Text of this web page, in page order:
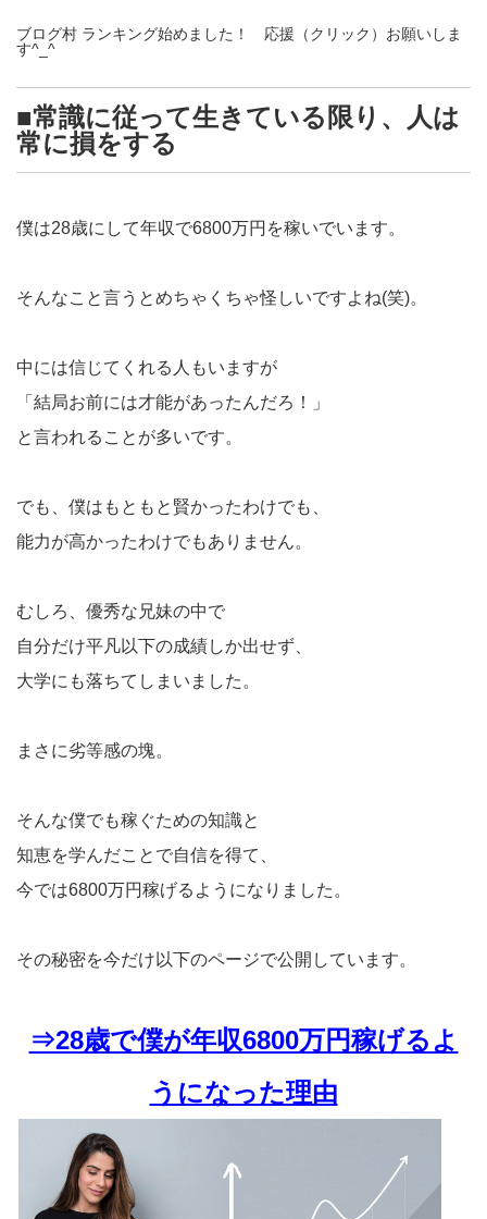
ブログ村 ランキング始めました！ 応援（クリック）お願いしま
す^_^
■常識に従って生きている限り、人は
常に損をする
僕は28歳にして年収で6800万円を稼いでいます。
そんなこと言うとめちゃくちゃ怪しいですよね(笑)。
中には信じてくれる人もいますが
「結局お前には才能があったんだろ！」
と言われることが多いです。
でも、僕はもともと賢かったわけでも、
能力が高かったわけでもありません。
むしろ、優秀な兄妹の中で
自分だけ平凡以下の成績しか出せず、
大学にも落ちてしまいました。
まさに劣等感の塊。
そんな僕でも稼ぐための知識と
知恵を学んだことで自信を得て、
今では6800万円稼げるようになりました。
その秘密を今だけ以下のページで公開しています。
⇒28歳で僕が年収6800万円稼げるよ
うになった理由